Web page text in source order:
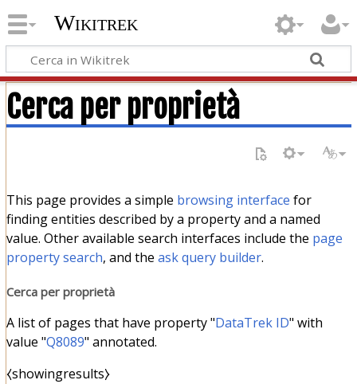
Wikitrek
Cerca per proprietà
This page provides a simple browsing interface for
finding entities described by a property and a named
value. Other available search interfaces include the page
property search, and the ask query builder.
Cerca per proprietà
A list of pages that have property "DataTrek ID" with
value "Q8089" annotated.
⧼showingresults⧽